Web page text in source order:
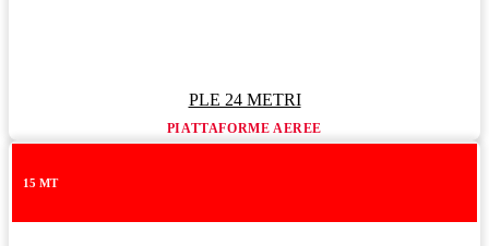
PLE 24 METRI
PIATTAFORME AEREE
15 MT